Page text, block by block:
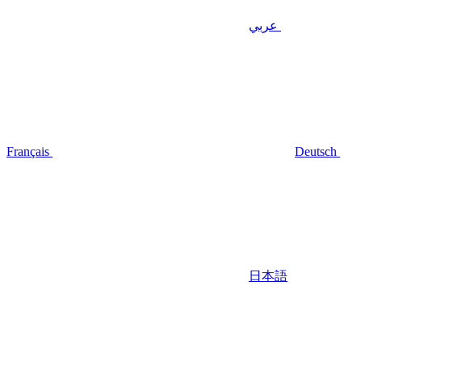
عربي
Français Deutsch
日本語